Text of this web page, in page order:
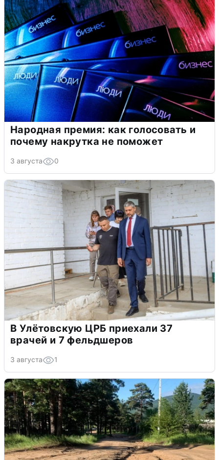
Народная премия: как голосовать и
почему накрутка не поможет
3 августа 0
В Улётовскую ЦРБ приехали 37
врачей и 7 фельдшеров
3 августа 1